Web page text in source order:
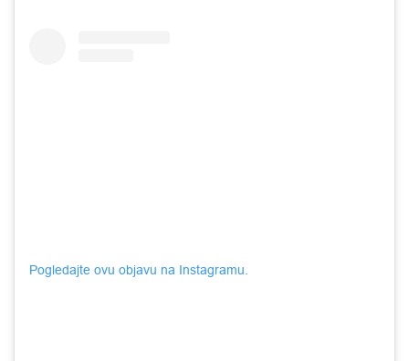
Pogledajte ovu objavu na Instagramu.